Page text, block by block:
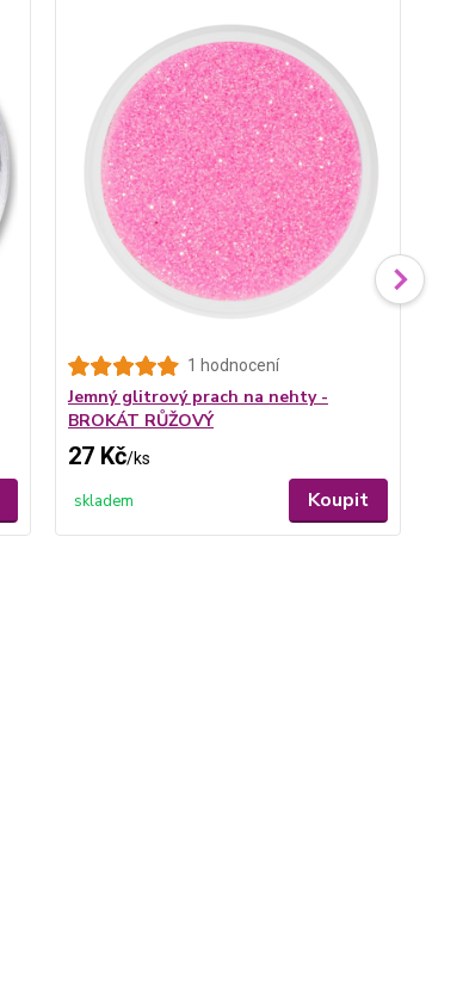
1 hodnocení
Jemný glitrový prach na nehty -
BROKÁT RŮŽOVÝ
27 Kč/ks
skladem Koupit